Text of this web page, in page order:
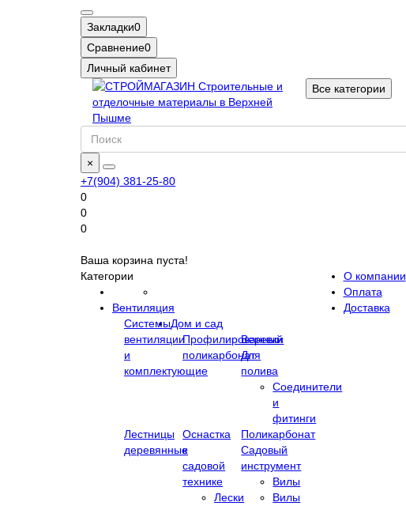
Закладки0
Сравнение0
Личный кабинет
Все категории
×
+7(904) 381-25-80
0
0
0
Ваша корзина пуста!
Категории
Вентиляция
Системы
вентиляции
и
комплектующие
Дом и сад
Профилированный
поликарбонат
Веревки
Для
полива
Соединители
и
фитинги
Лестницы
деревянные
Оснастка
к
садовой
технике
Лески
Поликарбонат
Садовый
инструмент
Вилы
Вилы
О компании
Оплата
Доставка